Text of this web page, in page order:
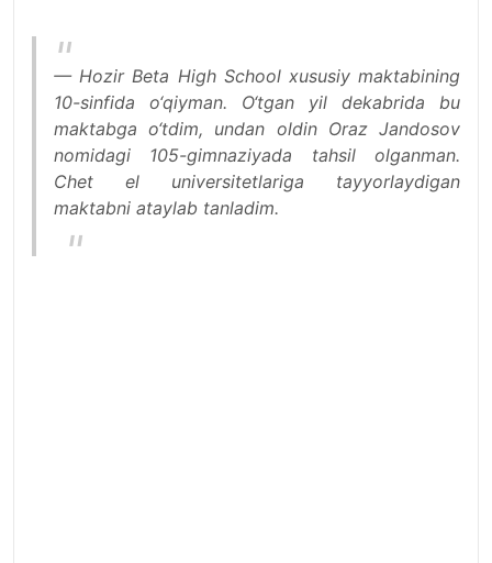
— Hozir Beta High School xususiy maktabining
10-sinfida o‘qiyman. O‘tgan yil dekabrida bu
maktabga o‘tdim, undan oldin Oraz Jandosov
nomidagi 105-gimnaziyada tahsil olganman.
Chet el universitetlariga tayyorlaydigan
maktabni ataylab tanladim.